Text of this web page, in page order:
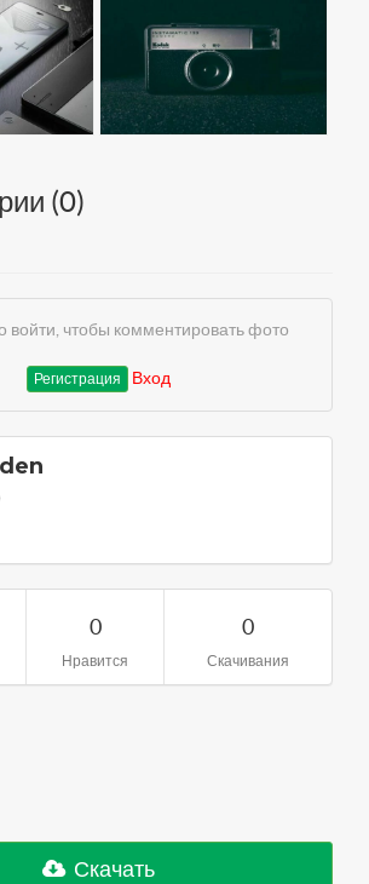
(0)
войти, чтобы комментировать фото
Регистрация Вход
0
Нравится
0
Скачивания
Скачать